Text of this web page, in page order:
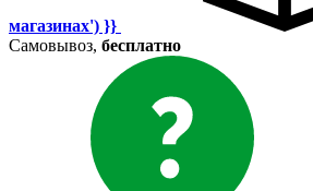
магазинах') }}
Самовывоз, бесплатно